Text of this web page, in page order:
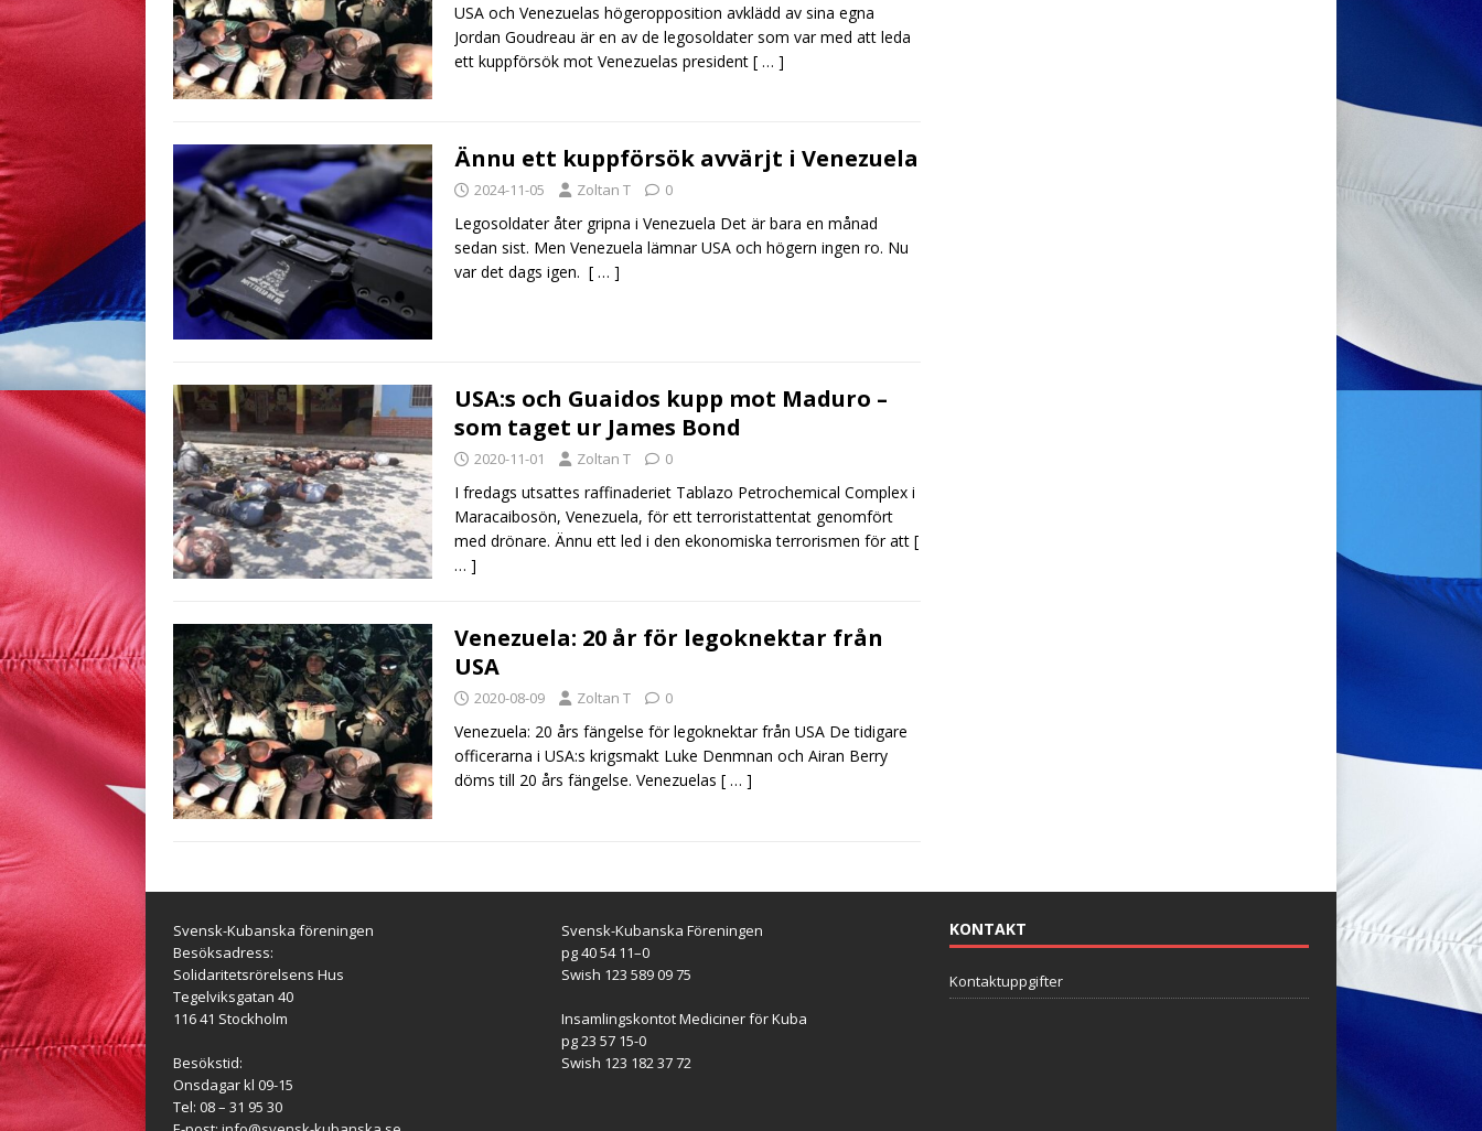
USA och Venezuelas högeropposition avklädd av sina egna
Jordan Goudreau är en av de legosoldater som var med att leda
ett kuppförsök mot Venezuelas president [ … ]
Ännu ett kuppförsök avvärjt i Venezuela
2024-11-05 Zoltan T 0
Legosoldater åter gripna i Venezuela Det är bara en månad
sedan sist. Men Venezuela lämnar USA och högern ingen ro. Nu
var det dags igen. [ … ]
USA:s och Guaidos kupp mot Maduro –
som taget ur James Bond
2020-11-01 Zoltan T 0
I fredags utsattes raffinaderiet Tablazo Petrochemical Complex i
Maracaibosön, Venezuela, för ett terroristattentat genomfört
med drönare. Ännu ett led i den ekonomiska terrorismen för att [
… ]
Venezuela: 20 år för legoknektar från
USA
2020-08-09 Zoltan T 0
Venezuela: 20 års fängelse för legoknektar från USA De tidigare
officerarna i USA:s krigsmakt Luke Denmnan och Airan Berry
döms till 20 års fängelse. Venezuelas [ … ]
Svensk-Kubanska föreningen
Besöksadress:
Solidaritetsrörelsens Hus
Tegelviksgatan 40
116 41 Stockholm
Besökstid:
Onsdagar kl 09-15
Tel: 08 – 31 95 30
Svensk-Kubanska Föreningen
pg 40 54 11–0
Swish 123 589 09 75
Insamlingskontot Mediciner för Kuba
pg 23 57 15-0
Swish 123 182 37 72
KONTAKT
Kontaktuppgifter